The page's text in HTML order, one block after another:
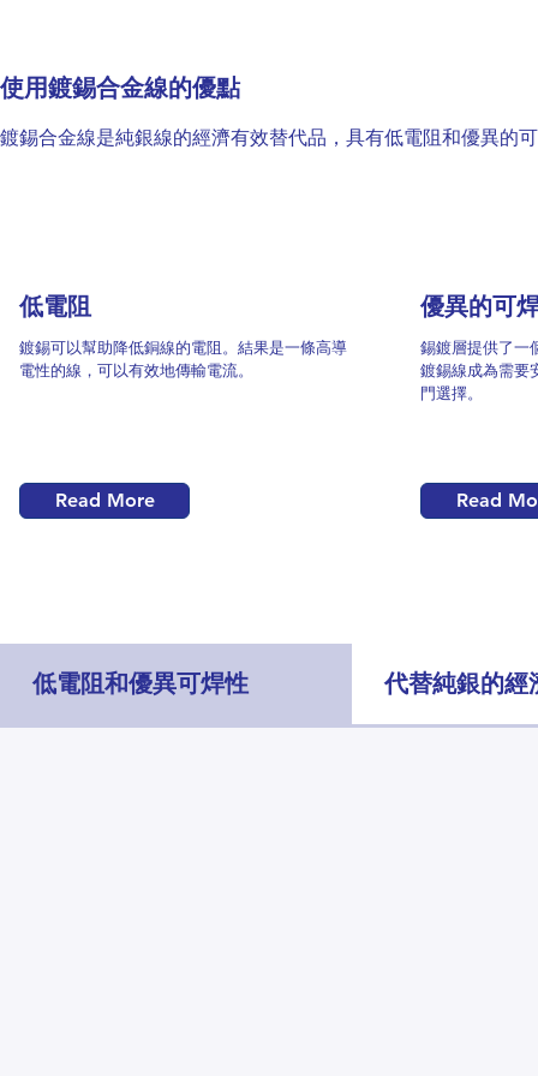
使用鍍錫合金線的優點
鍍錫合金線是純銀線的經濟有效替代品，具有低電阻和優異的
低電阻
鍍錫可以幫助降低銅線的電阻。結果是一條高導
電性的線，可以有效地傳輸電流。
Read More
優異的可
錫鍍層提供了一
鍍錫線成為需要
門選擇。
Read
低電阻和優異可焊性 代替純銀的經